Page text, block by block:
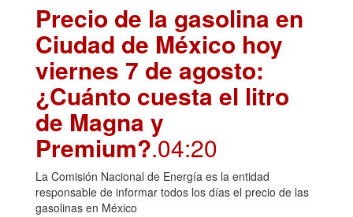
Precio de la gasolina en
Ciudad de México hoy
viernes 7 de agosto:
¿Cuánto cuesta el litro
de Magna y
Premium?.04:20
La Comisión Nacional de Energía es la entidad
responsable de informar todos los días el precio de las
gasolinas en México